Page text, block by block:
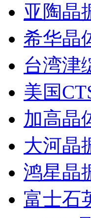
亚陶晶
希华晶
台湾津
美国
加高晶
大河晶
鸿星晶
富士石